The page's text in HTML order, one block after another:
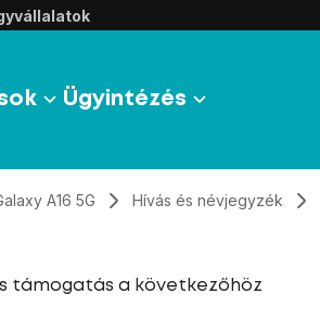
Ügyintézés
A16 5G Hívás és névjegyzék
támogatás a következőhöz